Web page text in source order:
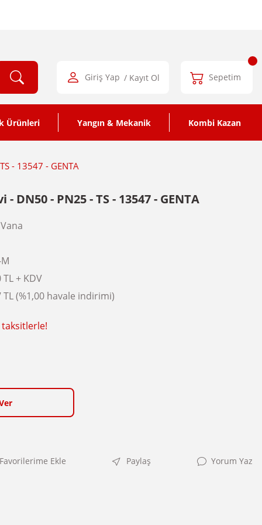
Giriş Yap / Kayıt Ol Sepetim
Ürünleri Yangın & Mekanik Kombi Kazan
- 13547 - GENTA
DN50 - PN25 - TS - 13547 - GENTA
TL + KDV
TL (%1,00 havale indirimi)
taksitlerle!
Paylaş Yorum Yaz